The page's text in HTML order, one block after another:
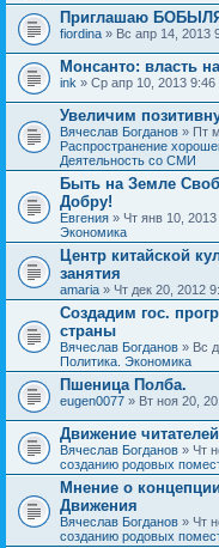
я
т
е
м
а
с
о
д
е
р
ж
и
т
о
п
р
о
с
.
о
ж
е
н
и
я
Приглашаю
fiordina » Вс апр 14, 2013
Монсанто: власть
ink » Ср апр 10, 2013
Увеличим
Вячеслав Богданов » Пт
Распространение
Деятельность со СМИ
Быть на Земле
Добру!
Евгения » Чт янв 10,
Экономика
Центр китайской
занятия
amaria » Чт дек 20, 2012
Создадим гос.
страны
Вячеслав Богданов » Вс
Политика. Экономика
Пшеница Полба.
eugen0077 » Вт ноя 20,
Движение
Вячеслав Богданов » Чт
созданию родовых
Мнение о
Движения
Вячеслав Богданов » Чт
созданию родовых